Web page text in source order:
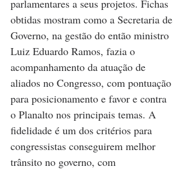
parlamentares a seus projetos. Fichas
obtidas mostram como a Secretaria de
Governo, na gestão do então ministro
Luiz Eduardo Ramos, fazia o
acompanhamento da atuação de
aliados no Congresso, com pontuação
para posicionamento e favor e contra
o Planalto nos principais temas. A
fidelidade é um dos critérios para
congressistas conseguirem melhor
trânsito no governo, com